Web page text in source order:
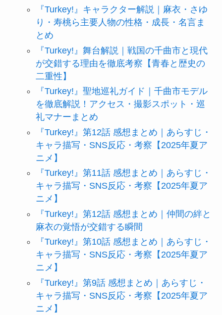
『Turkey!』キャラクター解説｜麻衣・さゆ
り・寿桃ら主要人物の性格・成長・名言ま
とめ
『Turkey!』舞台解説｜戦国の千曲市と現代
が交錯する理由を徹底考察【青春と歴史の
二重性】
『Turkey!』聖地巡礼ガイド｜千曲市モデル
を徹底解説！アクセス・撮影スポット・巡
礼マナーまとめ
『Turkey!』第12話 感想まとめ｜あらすじ・
キャラ描写・SNS反応・考察【2025年夏ア
ニメ】
『Turkey!』第11話 感想まとめ｜あらすじ・
キャラ描写・SNS反応・考察【2025年夏ア
ニメ】
『Turkey!』第12話 感想まとめ｜仲間の絆と
麻衣の覚悟が交錯する瞬間
『Turkey!』第10話 感想まとめ｜あらすじ・
キャラ描写・SNS反応・考察【2025年夏ア
ニメ】
『Turkey!』第9話 感想まとめ｜あらすじ・
キャラ描写・SNS反応・考察【2025年夏ア
ニメ】